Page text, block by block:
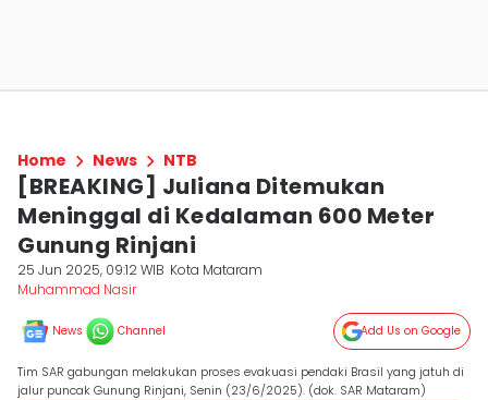
Home News NTB
[BREAKING] Juliana Ditemukan
Meninggal di Kedalaman 600 Meter
Gunung Rinjani
25 Jun 2025, 09:12 WIB Kota Mataram
Muhammad Nasir
News Channel Add Us on Google
Tim SAR gabungan melakukan proses evakuasi pendaki Brasil yang jatuh di
jalur puncak Gunung Rinjani, Senin (23/6/2025). (dok. SAR Mataram)